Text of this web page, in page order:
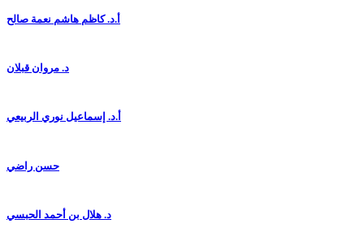
أ.د. كاظم هاشم نعمة صالح
د. مروان قبلان
أ.د. إسماعيل نوري الربيعي
حسن راضي
د. هلال بن أحمد الحبسي